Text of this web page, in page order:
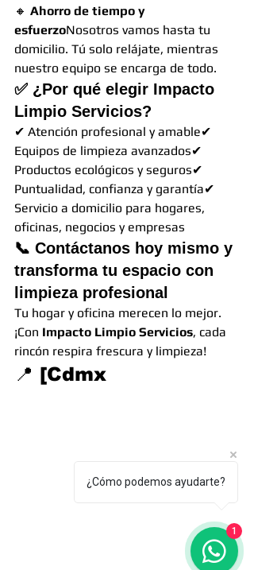
🔸 Ahorro de tiempo y
esfuerzoNosotros vamos hasta tu
domicilio. Tú solo relájate, mientras
nuestro equipo se encarga de todo.
✅ ¿Por qué elegir Impacto
Limpio Servicios?
✔ Atención profesional y amable✔
Equipos de limpieza avanzados✔
Productos ecológicos y seguros✔
Puntualidad, confianza y garantía✔
Servicio a domicilio para hogares,
oficinas, negocios y empresas
📞 Contáctanos hoy mismo y
transforma tu espacio con
limpieza profesional
Tu hogar y oficina merecen lo mejor.
¡Con Impacto Limpio Servicios, cada
rincón respira frescura y limpieza!
📍 [Cdmx
¿Cómo podemos ayudarte?
1